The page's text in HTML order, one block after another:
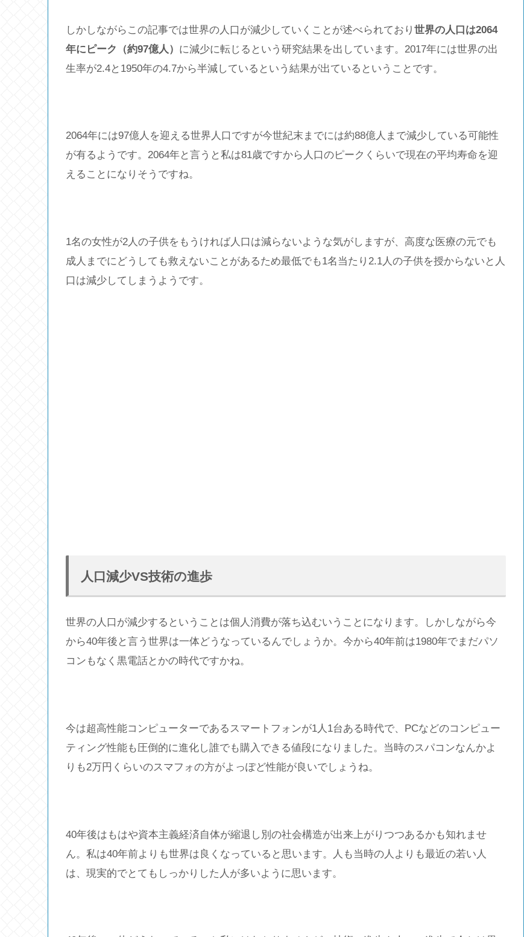
しかしながらこの記事では世界の人口が減少していくことが述べられており 世界の人口は2064
年にピーク（約97億人 ） に減少に転じるという研究結果を出しています。2017年には世界の出
生率が2.4と1950年の4.7から半減しているという結果が出ているということです。
2064年には97億人を迎える世界人口ですが今世紀末までには約88億人まで減少している可能性
が有るようです。2064年と言うと私は81歳ですから人口のピークくらいで現在の平均寿命を迎
えることになりそうですね。
1名の女性が2人の子供をもうければ人口は減らないような気がしますが、高度な医療の元でも
成人までにどうしても救えないことがあるため最低でも1名当たり2.1人の子供を授からないと人
口は減少してしまうようです。
人口減少VS技術の進歩
世界の人口が減少するということは個人消費が落ち込むいうことになります。しかしながら今
から40年後と言う世界は一体どうなっているんでしょうか。今から40年前は1980年でまだパソ
コンもなく黒電話とかの時代ですかね。
今は超高性能コンピューターであるスマートフォンが1人1台ある時代で、PCなどのコンピュー
ティング性能も圧倒的に進化し誰でも購入できる値段になりました。当時のスパコンなんかよ
りも2万円くらいのスマフォの方がよっぽど性能が良いでしょうね。
40年後はもはや資本主義経済自体が縮退し別の社会構造が出来上がりつつあるかも知れませ
ん。私は40年前よりも世界は良くなっていると思います。人も当時の人よりも最近の若い人
は、現実的でとてもしっかりした人が多いように思います。